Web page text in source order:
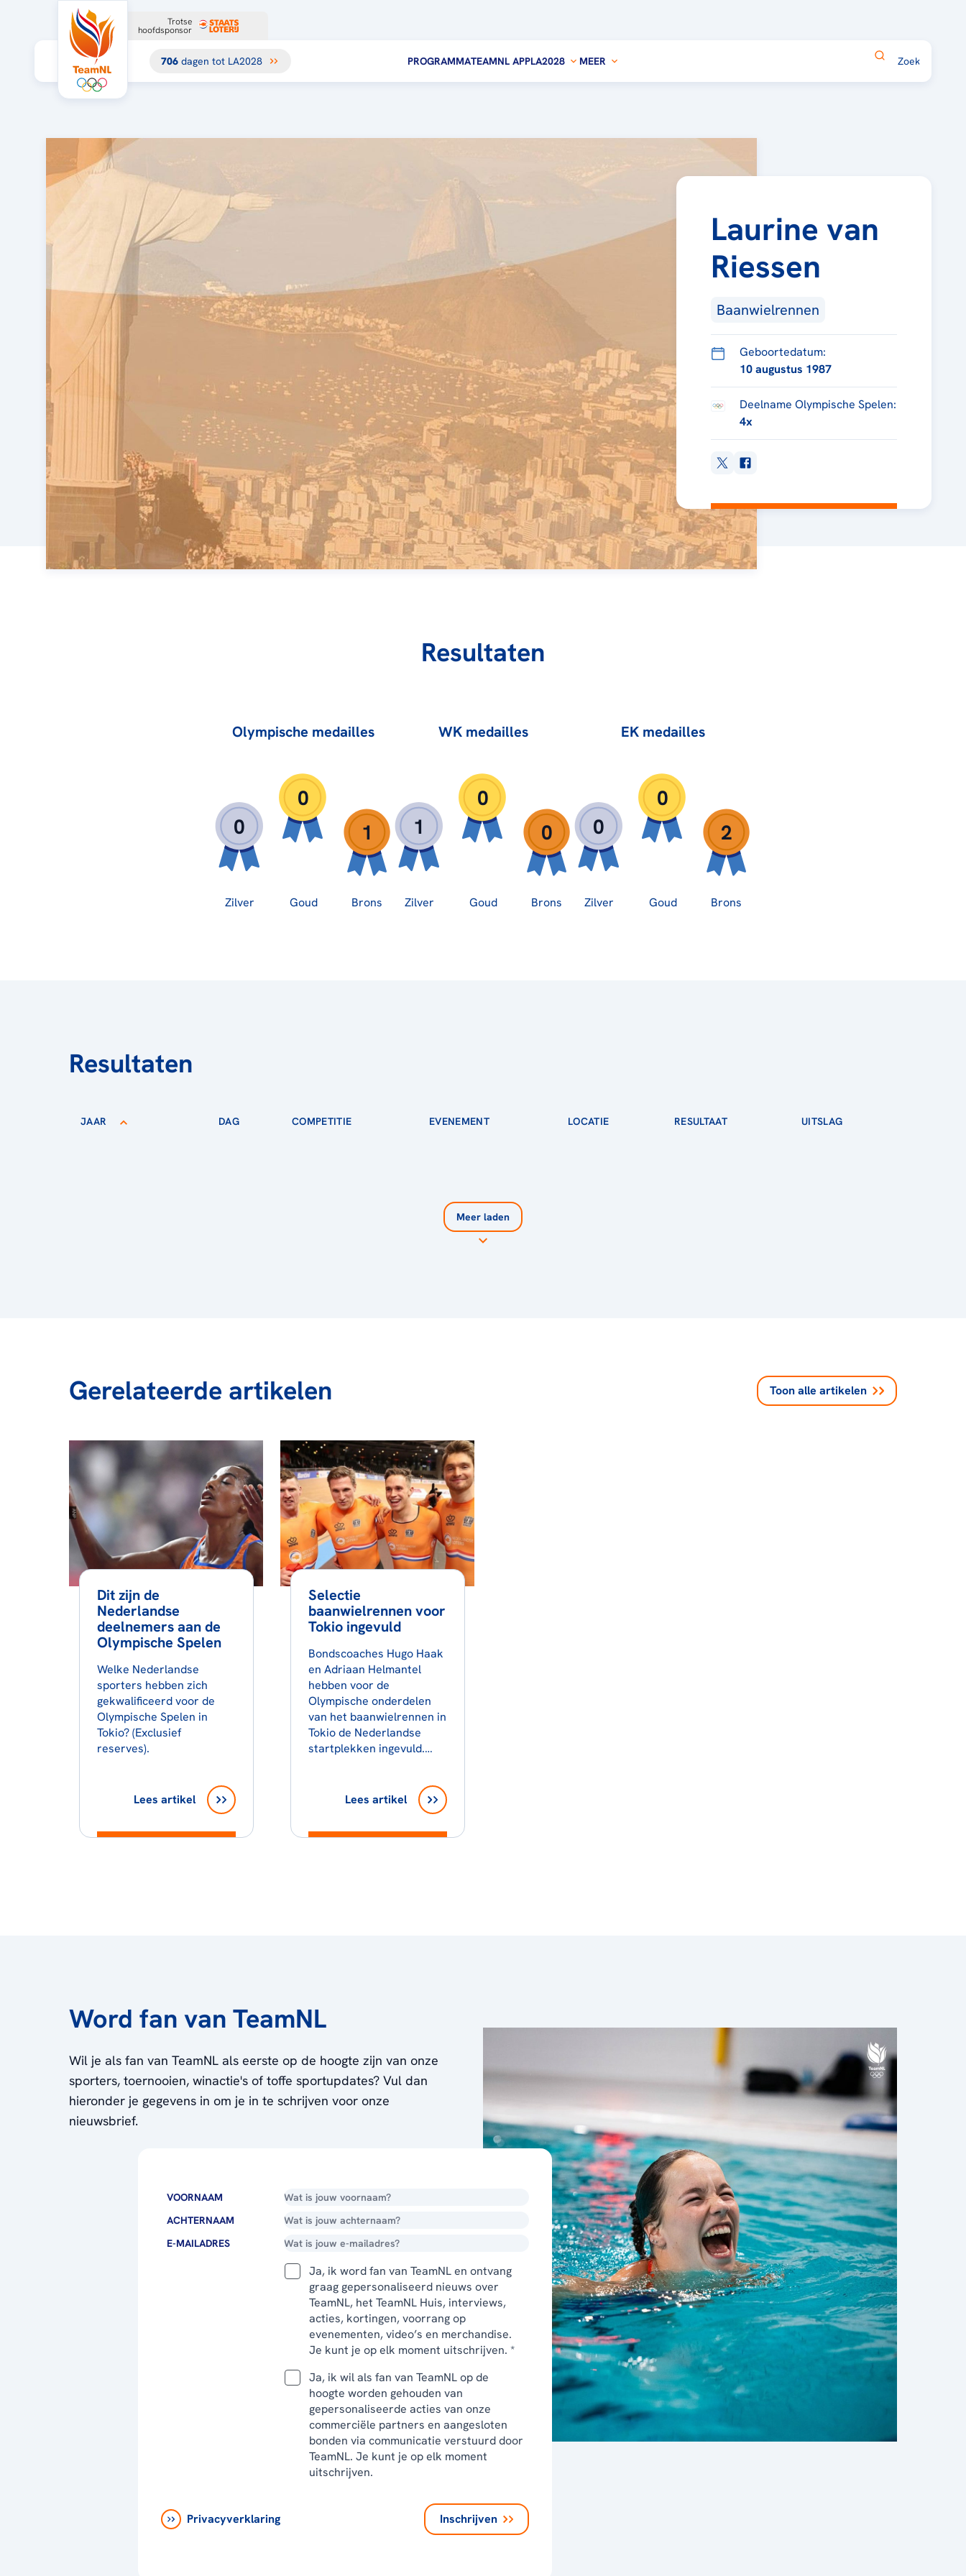
Trotse
hoofdsponsor
706 dagen tot LA2028 PROGRAMMATEAMNL APPLA2028 MEER
Laurine van
Riessen
Baanwielrennen
Geboortedatum:
10 augustus 1987
Deelname Olympische Spelen:
4x
Resultaten
Olympische medailles
0
0
1
Zilver Goud Brons
WK medailles
1
0
0
Zilver Goud Brons
EK medailles
0
0
2
Zilver Goud Brons
Resultaten
JAAR DAG COMPETITIE EVENEMENT LOCATIE RESULTAAT UITSLAG
Meer laden
Gerelateerde artikelen Toon alle artikelen
Dit zijn de
Nederlandse
deelnemers aan de
Olympische Spelen
Welke Nederlandse
sporters hebben zich
gekwalificeerd voor de
Olympische Spelen in
Tokio? (Exclusief
reserves).
Lees artikel
Selectie
baanwielrennen voor
Tokio ingevuld
Bondscoaches Hugo Haak
en Adriaan Helmantel
hebben voor de
Olympische onderdelen
van het baanwielrennen in
Tokio de Nederlandse
startplekken ingevuld.…
Lees artikel
Word fan van TeamNL
Wil je als fan van TeamNL als eerste op de hoogte zijn van onze
sporters, toernooien, winactie's of toffe sportupdates? Vul dan
hieronder je gegevens in om je in te schrijven voor onze
nieuwsbrief.
VOORNAAM
ACHTERNAAM
E-MAILADRES
Ja, ik word fan van TeamNL en ontvang
graag gepersonaliseerd nieuws over
TeamNL, het TeamNL Huis, interviews,
acties, kortingen, voorrang op
evenementen, video’s en merchandise.
Je kunt je op elk moment uitschrijven. *
Ja, ik wil als fan van TeamNL op de
hoogte worden gehouden van
gepersonaliseerde acties van onze
commerciële partners en aangesloten
bonden via communicatie verstuurd door
TeamNL. Je kunt je op elk moment
uitschrijven.
Privacyverklaring Inschrijven